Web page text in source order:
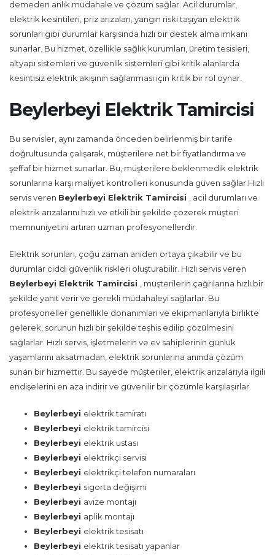
demeden anlık müdahale ve çözüm sağlar. Acil durumlar,
elektrik kesintileri, priz arızaları, yangın riski taşıyan elektrik
sorunları gibi durumlar karşısında hızlı bir destek alma imkanı
sunarlar. Bu hizmet, özellikle sağlık kurumları, üretim tesisleri,
altyapı sistemleri ve güvenlik sistemleri gibi kritik alanlarda
kesintisiz elektrik akışının sağlanması için kritik bir rol oynar.
Beylerbeyi Elektrik Tamircisi
Bu servisler, aynı zamanda önceden belirlenmiş bir tarife
doğrultusunda çalışarak, müşterilere net bir fiyatlandırma ve
şeffaf bir hizmet sunarlar. Bu, müşterilere beklenmedik elektrik
sorunlarına karşı maliyet kontrolleri konusunda güven sağlar.Hızlı
servis veren Beylerbeyi Elektrik Tamircisi
, acil durumları ve
elektrik arızalarını hızlı ve etkili bir şekilde çözerek müşteri
memnuniyetini artıran uzman profesyonellerdir.
Elektrik sorunları, çoğu zaman aniden ortaya çıkabilir ve bu
durumlar ciddi güvenlik riskleri oluşturabilir. Hızlı servis veren
Beylerbeyi Elektrik Tamircisi
, müşterilerin çağrılarına hızlı bir
şekilde yanıt verir ve gerekli müdahaleyi sağlarlar. Bu
profesyoneller genellikle donanımları ve ekipmanlarıyla birlikte
gelerek, sorunun hızlı bir şekilde teşhis edilip çözülmesini
sağlarlar. Hızlı servis, işletmelerin ve ev sahiplerinin günlük
yaşamlarını aksatmadan, elektrik sorunlarına anında çözüm
sunan bir hizmettir. Bu sayede müşteriler, elektrik arızalarıyla ilgili
endişelerini en aza indirir ve güvenilir bir çözümle karşılaşırlar.
Beylerbeyi elektrik tamiratı
Beylerbeyi elektrik tamircisi
Beylerbeyi elektrik ustası
Beylerbeyi elektrikçi servisi
Beylerbeyi elektrikçi telefon numaraları
Beylerbeyi sigorta değişimi
Beylerbeyi avize montajı
Beylerbeyi aplik montajı
Beylerbeyi elektrik tesisatı
Beylerbeyi elektrik tesisatı yapanlar